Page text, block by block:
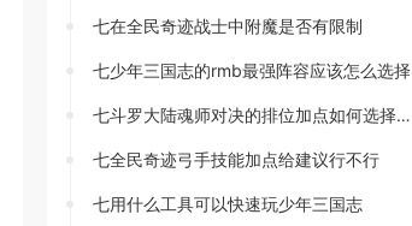
七在全民奇迹战士中附魔是否有限制
七少年三国志的rmb最强阵容应该怎么选择
七斗罗大陆魂师对决的排位加点如何选择合适
七全民奇迹弓手技能加点给建议行不行
七用什么工具可以快速玩少年三国志